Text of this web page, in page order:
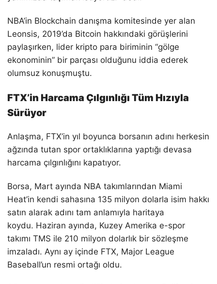
NBA’in Blockchain danışma komitesinde yer alan
Leonsis, 2019’da Bitcoin hakkındaki görüşlerini
paylaşırken, lider kripto para biriminin “gölge
ekonominin” bir parçası olduğunu iddia ederek
olumsuz konuşmuştu.
FTX’in Harcama Çılgınlığı Tüm Hızıyla
Sürüyor
Anlaşma, FTX’in yıl boyunca borsanın adını herkesin
ağzında tutan spor ortaklıklarına yaptığı devasa
harcama çılgınlığını kapatıyor.
Borsa, Mart ayında NBA takımlarından Miami
Heat’in kendi sahasına 135 milyon dolarla isim hakkı
satın alarak adını tam anlamıyla haritaya
koydu. Haziran ayında, Kuzey Amerika e-spor
takımı TMS ile 210 milyon dolarlık bir sözleşme
imzaladı. Aynı ay içinde FTX, Major League
Baseball’un resmi ortağı oldu.